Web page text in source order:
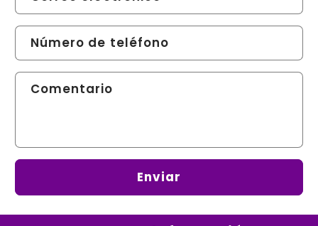
m
u
l
a
o
d
e
c
Número de teléfono
Comentario
Enviar